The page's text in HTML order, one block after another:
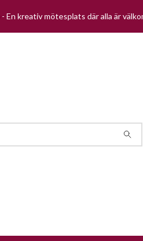
kreativ mötesplats där alla är